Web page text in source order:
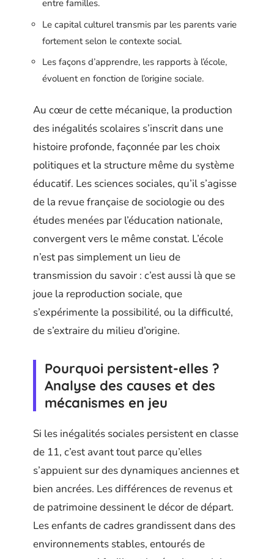
entre familles.
Le capital culturel transmis par les parents varie
fortement selon le contexte social.
Les façons d’apprendre, les rapports à l’école,
évoluent en fonction de l’origine sociale.
Au cœur de cette mécanique, la production
des inégalités scolaires s’inscrit dans une
histoire profonde, façonnée par les choix
politiques et la structure même du système
éducatif. Les sciences sociales, qu’il s’agisse
de la revue française de sociologie ou des
études menées par l’éducation nationale,
convergent vers le même constat. L’école
n’est pas simplement un lieu de
transmission du savoir : c’est aussi là que se
joue la reproduction sociale, que
s’expérimente la possibilité, ou la difficulté,
de s’extraire du milieu d’origine.
Pourquoi persistent-elles ?
Analyse des causes et des
mécanismes en jeu
Si les inégalités sociales persistent en classe
de 11, c’est avant tout parce qu’elles
s’appuient sur des dynamiques anciennes et
bien ancrées. Les différences de revenus et
de patrimoine dessinent le décor de départ.
Les enfants de cadres grandissent dans des
environnements stables, entourés de